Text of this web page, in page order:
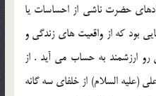
حضرت ناشي از احساسات يا
بود كه از واقعيت هاي زندگي و
ارزشمند به حساب مي آيد . از
(علیه السلام) از خلفاي سه گانه